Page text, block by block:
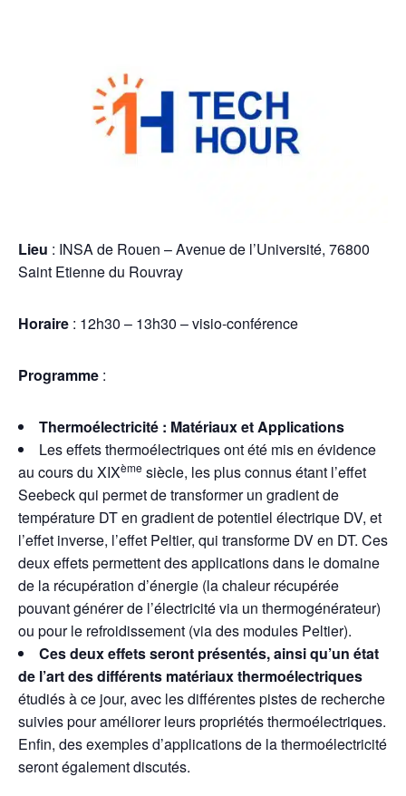
Lieu : INSA de Rouen – Avenue de l’Université, 76800
Saint Etienne du Rouvray
Horaire : 12h30 – 13h30 – visio-conférence
Programme :
Thermoélectricité : Matériaux et Applications
Les effets thermoélectriques ont été mis en évidence
au cours du XIXème siècle, les plus connus étant l’effet
Seebeck qui permet de transformer un gradient de
température DT en gradient de potentiel électrique DV, et
l’effet inverse, l’effet Peltier, qui transforme DV en DT. Ces
deux effets permettent des applications dans le domaine
de la récupération d’énergie (la chaleur récupérée
pouvant générer de l’électricité via un thermogénérateur)
ou pour le refroidissement (via des modules Peltier).
Ces deux effets seront présentés, ainsi qu’un état
de l’art des différents matériaux thermoélectriques
étudiés à ce jour, avec les différentes pistes de recherche
suivies pour améliorer leurs propriétés thermoélectriques.
Enfin, des exemples d’applications de la thermoélectricité
seront également discutés.